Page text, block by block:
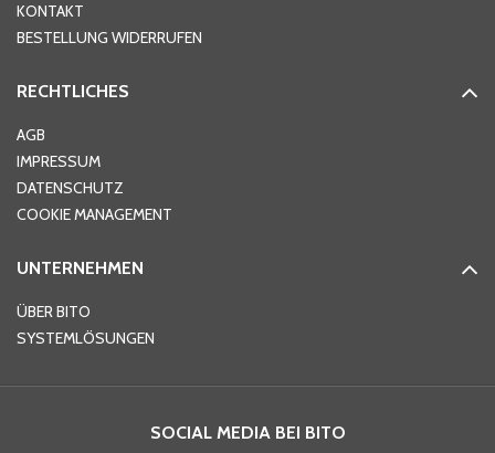
Ort*
Telefon
KONTAKT
BESTELLUNG WIDERRUFEN
RECHTLICHES
AGB
IMPRESSUM
DATENSCHUTZ
COOKIE MANAGEMENT
UNTERNEHMEN
ÜBER BITO
SYSTEMLÖSUNGEN
SOCIAL MEDIA BEI BITO